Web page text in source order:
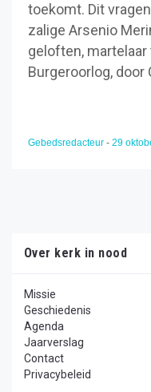
toekomt. Dit
zalige Arsenio
geloften,
Burgeroorlog,
Gebedsredacteur - 29
Over kerk in nood
Missie
Geschiedenis
Agenda
Jaarverslag
Contact
Privacybeleid